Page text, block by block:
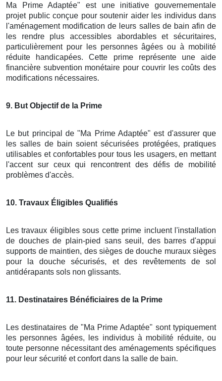
Ma Prime Adaptée" est une initiative gouvernementale
projet public conçue pour soutenir aider les individus dans
l'aménagement modification de leurs salles de bain afin de
les rendre plus accessibles abordables et sécuritaires,
particulièrement pour les personnes âgées ou à mobilité
réduite handicapées. Cette prime représente une aide
financière subvention monétaire pour couvrir les coûts des
modifications nécessaires.
9. But Objectif de la Prime
Le but principal de "Ma Prime Adaptée" est d'assurer que
les salles de bain soient sécurisées protégées, pratiques
utilisables et confortables pour tous les usagers, en mettant
l'accent sur ceux qui rencontrent des défis de mobilité
problèmes d'accès.
10. Travaux Éligibles Qualifiés
Les travaux éligibles sous cette prime incluent l'installation
de douches de plain-pied sans seuil, des barres d'appui
supports de maintien, des sièges de douche muraux sièges
pour la douche sécurisés, et des revêtements de sol
antidérapants sols non glissants.
11. Destinataires Bénéficiaires de la Prime
Les destinataires de "Ma Prime Adaptée" sont typiquement
les personnes âgées, les individus à mobilité réduite, ou
toute personne nécessitant des aménagements spécifiques
pour leur sécurité et confort dans la salle de bain.